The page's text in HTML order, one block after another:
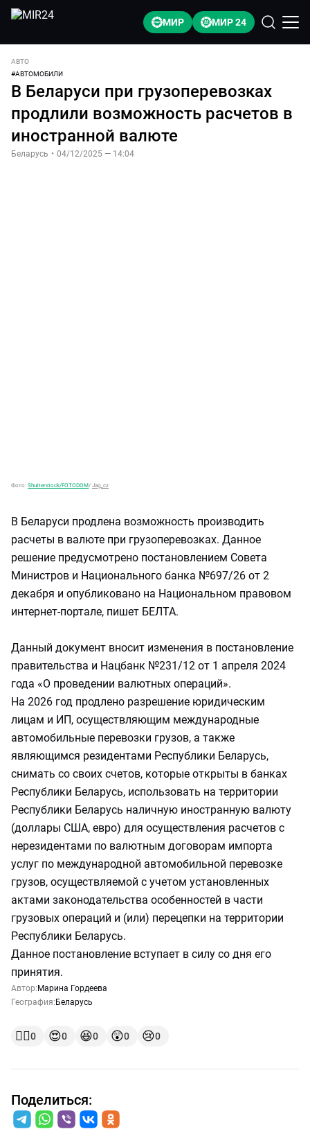
МИР МИР 24
АВТО
#АВТОМОБИЛИ
В Беларуси при грузоперевозках
продлили возможность расчетов в
иностранной валюте
Беларусь • 04/12/2025 — 14:04
Фото: Shutterstock/FOTODOM/ Jag_cz
В Беларуси продлена возможность производить
расчеты в валюте при грузоперевозках. Данное
решение предусмотрено постановлением Совета
Министров и Национального банка №697/26 от 2
декабря и опубликовано на Национальном правовом
интернет-портале, пишет БЕЛТА.
Данный документ вносит изменения в постановление
правительства и Нацбанк №231/12 от 1 апреля 2024
года «О проведении валютных операций».
На 2026 год продлено разрешение юридическим
лицам и ИП, осуществляющим международные
автомобильные перевозки грузов, а также
являющимся резидентами Республики Беларусь,
снимать со своих счетов, которые открыты в банках
Республики Беларусь, использовать на территории
Республики Беларусь наличную иностранную валюту
(доллары США, евро) для осуществления расчетов с
нерезидентами по валютным договорам импорта
услуг по международной автомобильной перевозке
грузов, осуществляемой с учетом установленных
актами законодательства особенностей в части
грузовых операций и (или) перецепки на территории
Республики Беларусь.
Данное постановление вступает в силу со дня его
принятия.
Автор: Марина Гордеева
География: Беларусь
👍🏻0 😍0 😆0 😲0 😢0
Поделиться: